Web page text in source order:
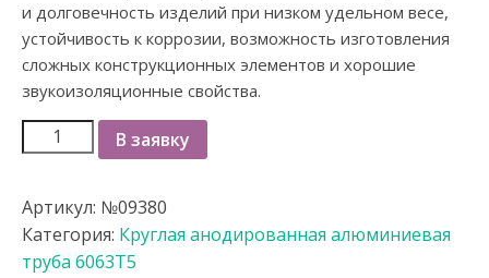
и долговечность изделий при низком удельном весе,
устойчивость к коррозии, возможность изготовления
сложных конструкционных элементов и хорошие
звукоизоляционные свойства.
В заявку
Артикул: №09380
Категория: Круглая анодированная алюминиевая
труба 6063Т5